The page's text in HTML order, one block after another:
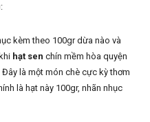
kèm theo 100gr dừa nào và
hạt sen chín mềm hòa quyện
là một món chè cực kỳ thơm
là hạt này 100gr, nhãn nhục